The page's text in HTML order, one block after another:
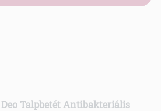
Deo Talpbetét Antibakteriális